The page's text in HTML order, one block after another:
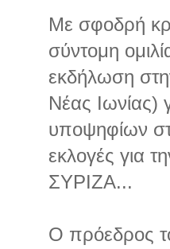
Με σφοδρή
σύντομη
εκδήλωση
Νέας
υποψηφίων
εκλογές για
ΣΥΡΙΖΑ...
Ο πρόεδρος